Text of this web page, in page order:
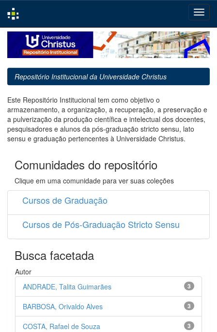
navigation
Repositório Institucional da Universidade Christus
Este Repositório Institucional tem como objetivo o
armazenamento, a organização, a recuperação, a preservação e
a pulverização da produção científica e intelectual dos docentes,
pesquisadores e alunos da pós-graduação stricto sensu, lato
sensu e graduação pertencentes à Universidade Christus.
Comunidades do repositório
Clique em uma comunidade para ver suas coleções
Cursos de Graduação
Cursos de Pós-Graduação Stricto Sensu
Busca facetada
Autor
3
ANDRADE, Talita Guimarães
3
BARBOSA, Orivaldo Alves
3
COSTA, Rafael de Souza